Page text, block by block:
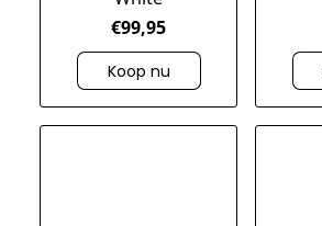
€99,95
Koop nu